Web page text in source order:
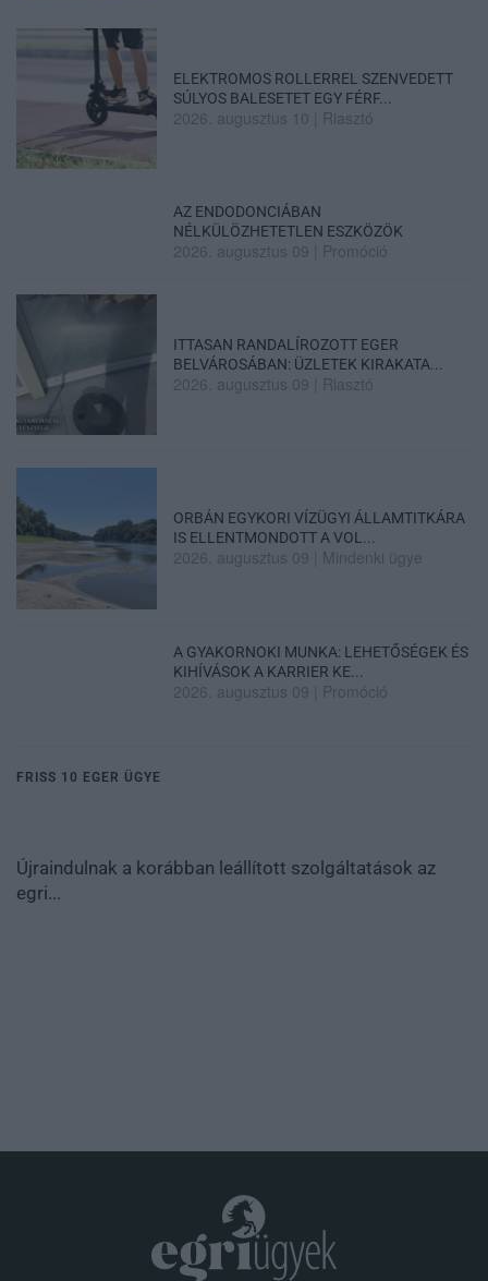
ELEKTROMOS ROLLERREL SZENVEDETT
SÚLYOS BALESETET EGY FÉRF...
2026. augusztus 10 Riasztó
AZ ENDODONCIÁBAN
NÉLKÜLÖZHETETLEN ESZKÖZÖK
2026. augusztus 09 Promóció
ITTASAN RANDALÍROZOTT EGER
BELVÁROSÁBAN: ÜZLETEK KIRAKATA...
2026. augusztus 09 Riasztó
ORBÁN EGYKORI VÍZÜGYI ÁLLAMTITKÁRA
IS ELLENTMONDOTT A VOL...
2026. augusztus 09 Mindenki ügye
A GYAKORNOKI MUNKA: LEHETŐSÉGEK ÉS
KIHÍVÁSOK A KARRIER KE...
2026. augusztus 09 Promóció
FRISS 10 EGER ÜGYE
Újraindulnak a korábban leállított szolgáltatások az
egri...